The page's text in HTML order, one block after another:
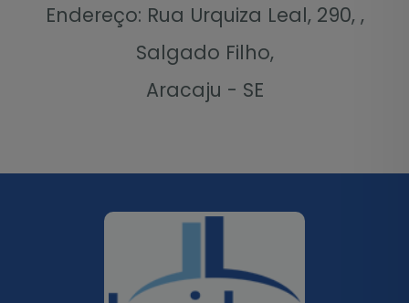
Endereço: Rua Urquiza Leal, 290, ,
Salgado Filho,
Aracaju - SE